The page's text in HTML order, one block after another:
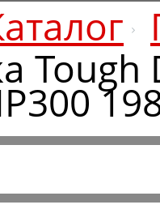
Tough